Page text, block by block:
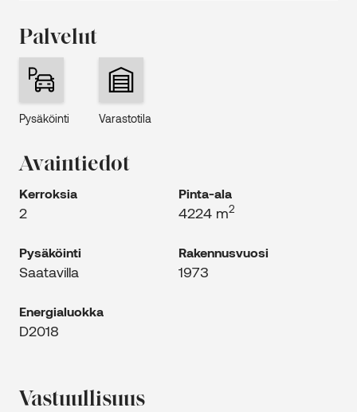
Palvelut
Pysäköinti Varastotila
Avaintiedot
Kerroksia
2
Pinta-ala
4224 m2
Pysäköinti
Saatavilla
Rakennus­vuosi
1973
Energia­luokka
D2018
Vastuulli­suus